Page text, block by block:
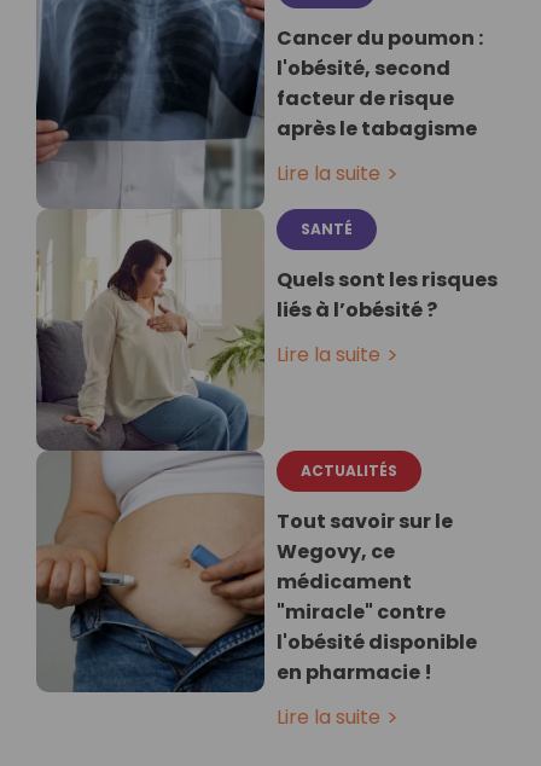
Cancer du poumon :
l'obésité, second
facteur de risque
après le tabagisme
Lire la suite
SANTÉ
Quels sont les risques
liés à l’obésité ?
Lire la suite
ACTUALITÉS
Tout savoir sur le
Wegovy, ce
médicament
"miracle" contre
l'obésité disponible
en pharmacie !
Lire la suite